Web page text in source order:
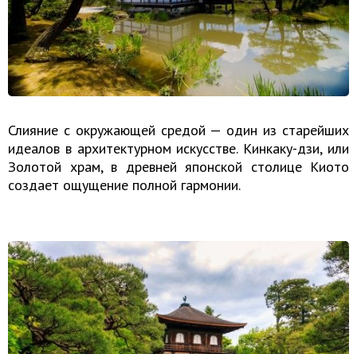
Слияние с окружающей средой — один из старейших
идеалов в архитектурном искусстве. Кинкаку-дзи, или
Золотой храм, в древней японской столице Киото
создает ощущение полной гармонии.